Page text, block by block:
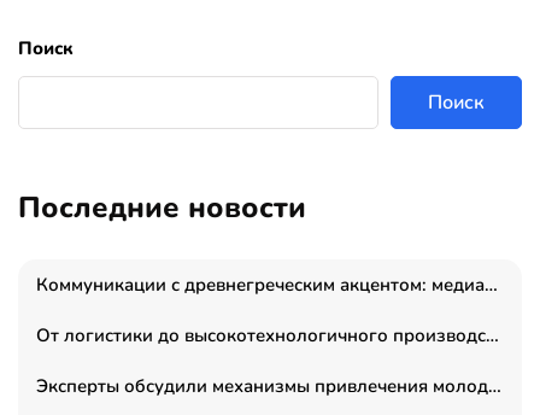
Поиск
Поиск
Последние новости
Коммуникации с древнегреческим акцентом: медиаменеджер и журналист Владимир Дергачев запустил коммуникационное агентство «Сократ 2.0»
От логистики до высокотехнологичного производства: как основатель “гагаринга” выстраивает экосистему безопасности и гражданских БПЛА
Эксперты обсудили механизмы привлечения молодых специалистов в промышленные города